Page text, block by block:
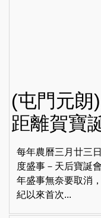
(屯門元朗
距離賀寶
每年農曆三月廿三
度盛事－天后寶誕
年盛事無奈要取消
紀以來首次...